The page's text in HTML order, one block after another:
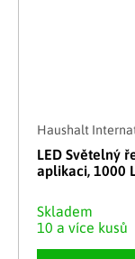
Haushalt
LED Světelný
aplikaci, 1000
Skladem
10 a více kusů